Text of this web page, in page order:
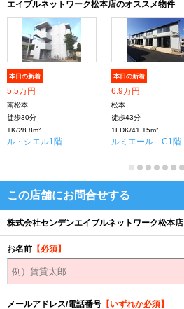
エイブルネットワーク松本店のオススメ物件
本日の新着
5.5万円
南松本
徒歩30分
1K/28.8m²
ル・シエル1階
本日の新着
6.9万円
松本
徒歩43分
1LDK/41.15m²
ルミエール C1階
この店舗にお問合せする
株式会社センデンエイブルネットワーク松本店
お名前 【必須】
メールアドレス/電話番号 【いずれか必須】